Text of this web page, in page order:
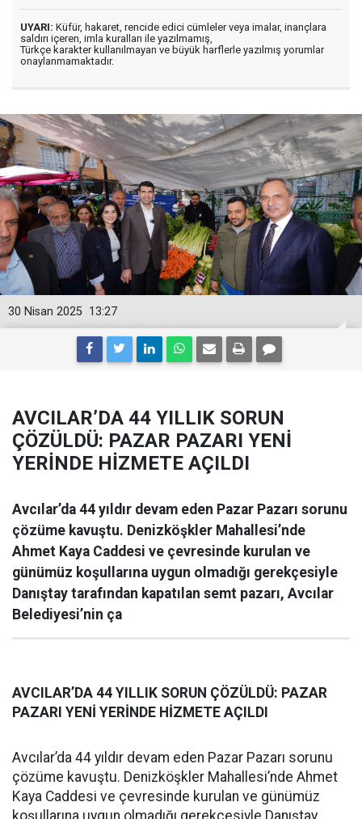
UYARI: Küfür, hakaret, rencide edici cümleler veya imalar, inançlara
saldırı içeren, imla kuralları ile yazılmamış,
Türkçe karakter kullanılmayan ve büyük harflerle yazılmış yorumlar
onaylanmamaktadır.
13:27
30 Nisan 2025
AVCILAR’DA 44 YILLIK SORUN
ÇÖZÜLDÜ: PAZAR PAZARI YENİ
YERİNDE HİZMETE AÇILDI
Avcılar’da 44 yıldır devam eden Pazar Pazarı sorunu
çözüme kavuştu. Denizköşkler Mahallesi’nde
Ahmet Kaya Caddesi ve çevresinde kurulan ve
günümüz koşullarına uygun olmadığı gerekçesiyle
Danıştay tarafından kapatılan semt pazarı, Avcılar
Belediyesi’nin ça
AVCILAR’DA 44 YILLIK SORUN ÇÖZÜLDÜ: PAZAR
PAZARI YENİ YERİNDE HİZMETE AÇILDI
Avcılar’da 44 yıldır devam eden Pazar Pazarı sorunu
çözüme kavuştu. Denizköşkler Mahallesi’nde Ahmet
Kaya Caddesi ve çevresinde kurulan ve günümüz